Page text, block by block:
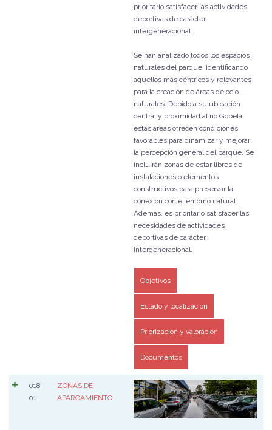
prioritario satisfacer las actividades
deportivas de carácter
intergeneracional.
Se han analizado todos los espacios
naturales del parque, identificando
aquellos más céntricos y relevantes
para la creación de áreas de ocio
naturales. Debido a su ubicación
central y proximidad al río Gobela,
estas áreas ofrecen condiciones
favorables para dinamizar y mejorar
la percepción general del parque. Se
incluirán zonas de estar libres de
instalaciones o elementos
constructivos para preservar la
conexión con el entorno natural.
Además, es prioritario satisfacer las
necesidades de actividades
deportivas de carácter
intergeneracional.
Objetivos
Estado y localización
Priorización y valoración
Documentos
018-
01
ZONAS DE
APARCAMIENTO